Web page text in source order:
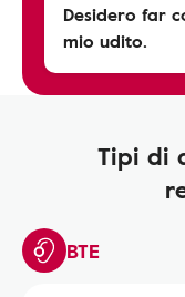
Desidero far
mio udito.
Tipi di
BTE